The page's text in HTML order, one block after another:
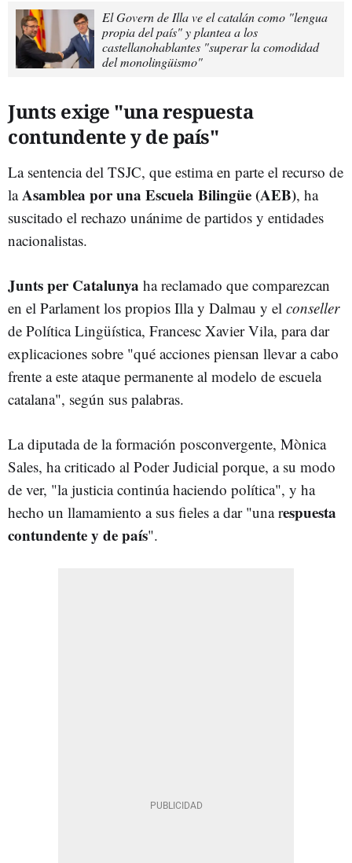
El Govern de Illa ve el catalán como "lengua
propia del país" y plantea a los
castellanohablantes "superar la comodidad
del monolingüismo"
Junts exige "una respuesta
contundente y de país"
La sentencia del TSJC, que estima en parte el recurso de
laAsamblea por una Escuela Bilingüe (AEB), ha
suscitado el rechazo unánime de partidos y entidades
nacionalistas.
Junts per Catalunya ha reclamado que comparezcan
en el Parlament los propios Illa y Dalmau y el conseller
de Política Lingüística, Francesc Xavier Vila, para dar
explicaciones sobre "qué acciones piensan llevar a cabo
frente a este ataque permanente al modelo de escuela
catalana", según sus palabras.
La diputada de la formación posconvergente, Mònica
Sales, ha criticado al Poder Judicial porque, a su modo
de ver, "la justicia continúa haciendo política", y ha
hecho un llamamiento a sus fieles a dar "una respuesta
contundente y de país".